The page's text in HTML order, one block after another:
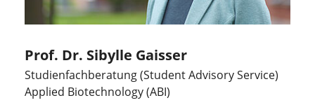
Prof. Dr. Sibylle Gaisser
Studienfachberatung (Student Advisory Service)
Applied Biotechnology (ABI)